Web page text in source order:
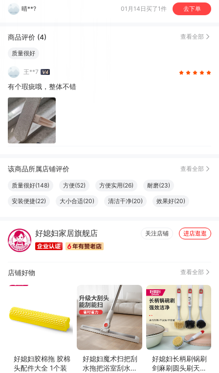
晴**? 01月14日买了1件 去下单
商品评价 (4) 查看全部
质量很好
王**7
有个瑕疵哦，整体不错
该商品所属店铺评价 查看全部
质量很好(148) 方便(52) 方便实用(26) 耐磨(23)
安装便捷(22) 大小合适(20) 清洁干净(20) 效果好(20)
分量充足(15) 坚固耐用(14) 款式好看(12)
易于使用(11) 容量够大(10)
好媳妇家居旗舰店 关注店铺 进店逛逛
店铺好物 查看全部
好媳妇胶棉拖 胶棉
头配件大全 1个装
好媳妇魔术扫把刮
水拖把浴室刮水器
好媳妇长柄刷锅刷
剑麻刷圆头刷天然